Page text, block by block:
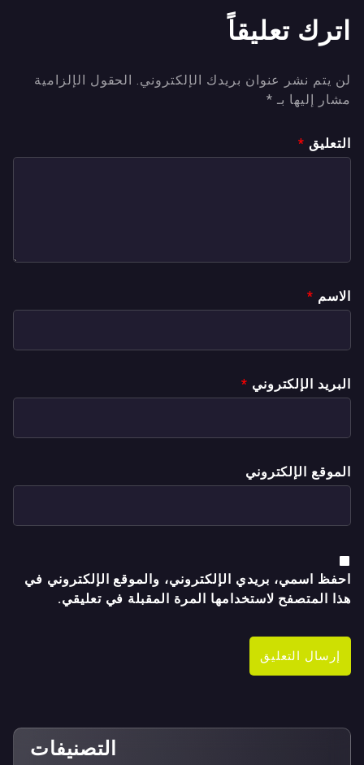
اترك تعليقاً
لن يتم نشر عنوان بريدك الإلكتروني. الحقول الإلزامية
مشار إليها بـ*
التعليق*
الاسم*
البريد الإلكتروني*
الموقع الإلكتروني
احفظ اسمي، بريدي الإلكتروني، والموقع الإلكتروني في
هذا المتصفح لاستخدامها المرة المقبلة في تعليقي.
التصنيفات